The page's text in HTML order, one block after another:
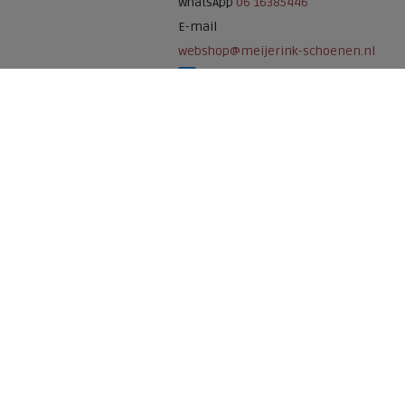
E-mail
webshop@meijerink-schoenen.nl